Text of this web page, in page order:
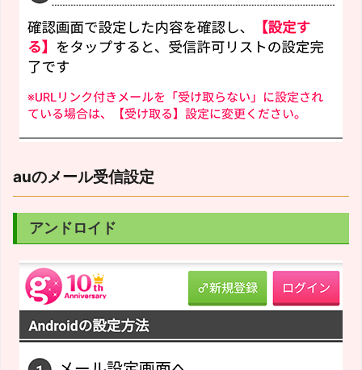
auのメール受信設定
アンドロイド